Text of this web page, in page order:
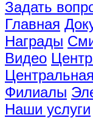
Задать
Главная
Награды
Видео
Филиалы
Наши услуги